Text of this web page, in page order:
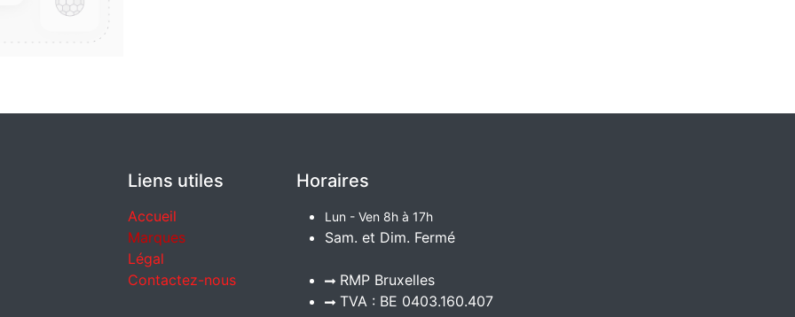
Liens utiles
Accueil
Marques
Légal
Contactez-nous
Horaires
Lun - Ven 8h à 17h
Sam. et Dim. Fermé
RMP Bruxelles
TVA : BE 0403.160.407